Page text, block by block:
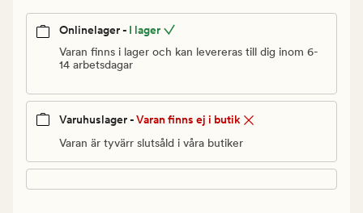
7
999,90
Onlinelager - I lager
Varan finns i lager och kan levereras till dig inom 6-
14 arbetsdagar
Varuhuslager -Varan finns ej i butik
Varan är tyvärr slutsåld i våra butiker